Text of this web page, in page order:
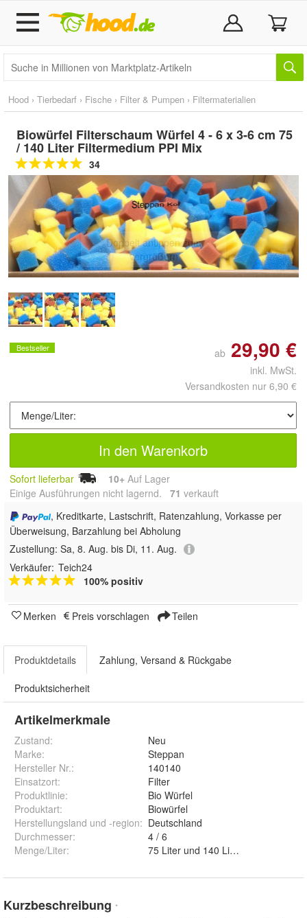
Hood › Tierbedarf › Fische › Filter & Pumpen › Filtermaterialien
Biowürfel Filterschaum Würfel 4 - 6 x 3-6 cm 75
/ 140 Liter Filtermedium PPI Mix
34
Doppelt antippen zum
vergrößern
Bestseller ab 29,90 €
inkl. MwSt.
Versandkosten nur 6,90 €
In den Warenkorb
Sofort lieferbar 10+ Auf Lager
Einige Ausführungen nicht lagernd. 71 verkauft
, Kreditkarte, Lastschrift, Ratenzahlung, Vorkasse per
Überweisung, Barzahlung bei Abholung
Zustellung: Sa, 8. Aug. bis Di, 11. Aug.
Verkäufer: Teich24
100% positiv
Merken Preis vorschlagen Teilen
Produktdetails Zahlung, Versand & Rückgabe
Produktsicherheit
Artikelmerkmale
Zustand:
Neu
Marke:
Steppan
Hersteller Nr.:
140140
Einsatzort:
Filter
Produktlinie:
Bio Würfel
Produktart:
Biowürfel
Herstellungsland und -region: Deutschland
Durchmesser:
4 / 6
Menge/Liter: 75 Liter und 140 Liter
Kurzbeschreibung *